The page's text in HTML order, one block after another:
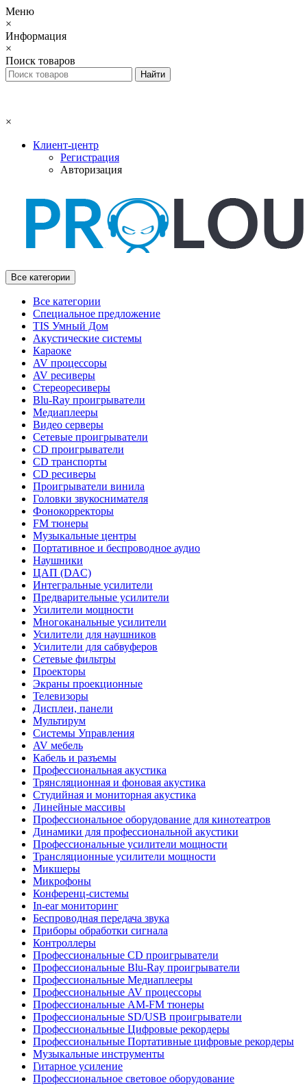
Меню
×
Информация
×
Поиск товаров
×
Клиент-центр
Регистрация
Авторизация
Все категории
Все категории
Специальное предложение
TIS Умный Дом
Акустические системы
Караоке
AV процессоры
AV ресиверы
Стереоресиверы
Blu-Ray проигрыватели
Медиаплееры
Видео серверы
Сетевые проигрыватели
CD проигрыватели
CD транспорты
CD ресиверы
Проигрыватели винила
Головки звукоснимателя
Фонокорректоры
FM тюнеры
Музыкальные центры
Портативное и беспроводное аудио
Наушники
ЦАП (DAC)
Интегральные усилители
Предварительные усилители
Усилители мощности
Многоканальные усилители
Усилители для наушников
Усилители для сабвуферов
Сетевые фильтры
Проекторы
Экраны проекционные
Телевизоры
Дисплеи, панели
Мультирум
Системы Управления
AV мебель
Кабель и разъемы
Профессиональная акустика
Трянсляционная и фоновая акустика
Студийная и мониторная акустика
Линейные массивы
Профессиональное оборудование для кинотеатров
Динамики для профессиональной акустики
Профессиональные усилители мощности
Трансляционные усилители мощности
Микшеры
Микрофоны
Конференц-системы
In-ear мониторинг
Беспроводная передача звука
Приборы обработки сигнала
Контроллеры
Профессиональные СD проигрыватели
Профессиональные Blu-Ray проигрыватели
Профессиональные Медиаплееры
Профессиональные AV процессоры
Профессиональные AM-FM тюнеры
Профессиональные SD/USB проигрыватели
Профессиональные Цифровые рекордеры
Профессиональные Портативные цифровые рекордеры
Музыкальные инструменты
Гитарное усиление
Профессиональное световое оборудование